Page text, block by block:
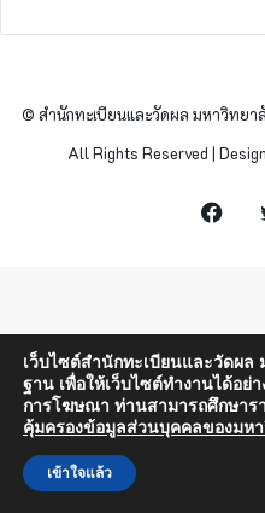
© สำนักทะเบียนและวัดผล มหาวิท
All Rights Reserved |
เว็บไซต์สำนักทะเบียนและวัดผล
ฐาน เพื่อให้เว็บไซต์ทำงานได้อย่
การโฆษณา ท่านสามารถศึกษาร
คุ้มครองข้อมูลส่วนบุคคลของมห
เข้าใจแล้ว